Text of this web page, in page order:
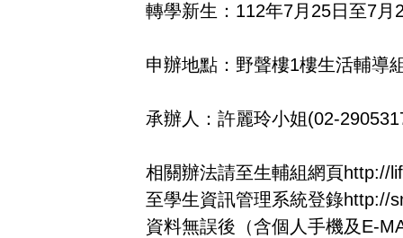
轉學新生：112年7月25日至7月
申辦地點：野聲樓1樓生活輔導
承辦人：許麗玲小姐(02-
相關辦法請至生輔組網頁http://
至學生資訊管理系統登錄http://
資料無誤後（含個人手機及E-